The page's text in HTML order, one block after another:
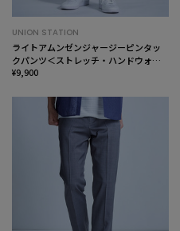
UNION STATION
ライトアムンゼンジャージーピンタッ
クパンツ＜ストレッチ・ハンドウォッ
シャブル＞
¥9,900